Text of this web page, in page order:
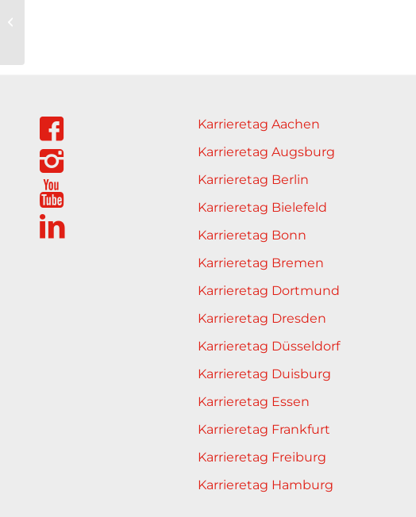
Karrieretag Aachen
Karrieretag Augsburg
Karrieretag Berlin
Karrieretag Bielefeld
Karrieretag Bonn
Karrieretag Bremen
Karrieretag Dortmund
Karrieretag Dresden
Karrieretag Düsseldorf
Karrieretag Duisburg
Karrieretag Essen
Karrieretag Frankfurt
Karrieretag Freiburg
Karrieretag Hamburg